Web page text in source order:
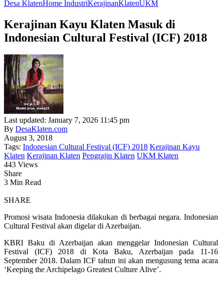
Desa KlatenHome IndustriKerajinanKlatenUKM
Kerajinan Kayu Klaten Masuk di
Indonesian Cultural Festival (ICF) 2018
Last updated: January 7, 2026 11:45 pm
By DesaKlaten.com
August 3, 2018
Tags: Indonesian Cultural Festival (ICF) 2018 Kerajinan Kayu
Klaten Kerajinan Klaten Pengrajin Klaten UKM Klaten
443 Views
Share
3 Min Read
SHARE
Promosi wisata Indonesia dilakukan di berbagai negara. Indonesian
Cultural Festival akan digelar di Azerbaijan.
KBRI Baku di Azerbaijan akan menggelar Indonesian Cultural
Festival (ICF) 2018 di Kota Baku, Azerbaijan pada 11-16
September 2018. Dalam ICF tahun ini akan mengusung tema acara
‘Keeping the Archipelago Greatest Culture Alive’.